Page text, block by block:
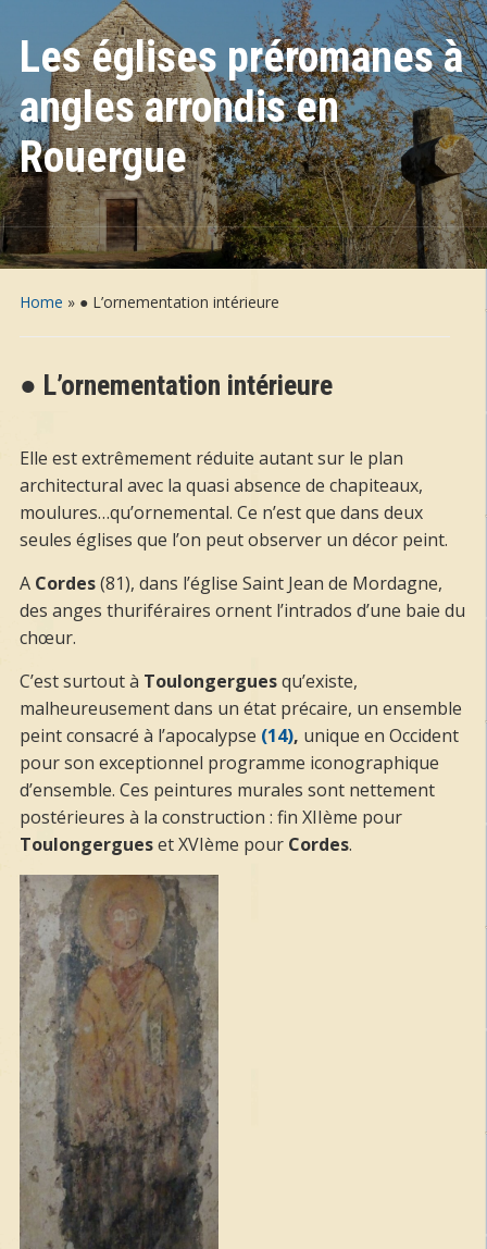
Les églises préromanes à
angles arrondis en
Rouergue
Home » ● L’ornementation intérieure
● L’ornementation intérieure
Elle est extrêmement réduite autant sur le plan
architectural avec la quasi absence de chapiteaux,
moulures…qu’ornemental. Ce n’est que dans deux
seules églises que l’on peut observer un décor peint.
A Cordes(81), dans l’église Saint Jean de Mordagne,
des anges thuriféraires ornent l’intrados d’une baie du
chœur.
C’est surtout à Toulongerguesqu’existe,
malheureusement dans un état précaire, un ensemble
peint consacré à l’apocalypse (14), unique en Occident
pour son exceptionnel programme iconographique
d’ensemble. Ces peintures murales sont nettement
postérieures à la construction : fin XIIème pour
Toulongergueset XVIème pour Cordes.